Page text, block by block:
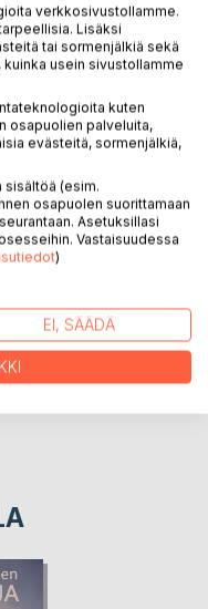
jatko-osa, jossa
tukuttain uusia
verkkosivustollamme.
Lisäksi
tai sormenjälkiä sekä
usein sivustollamme
kuten
osapuolien palveluita,
evästeitä, sormenjälkiä,
(esim.
osapuolen suorittamaan
Asetuksillasi
Vastaisuudessa
)
EI, SÄÄDÄ